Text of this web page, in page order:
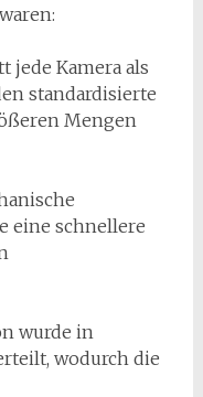
jede Kamera als
standardisierte
Mengen
eine schnellere
wurde in
wodurch die